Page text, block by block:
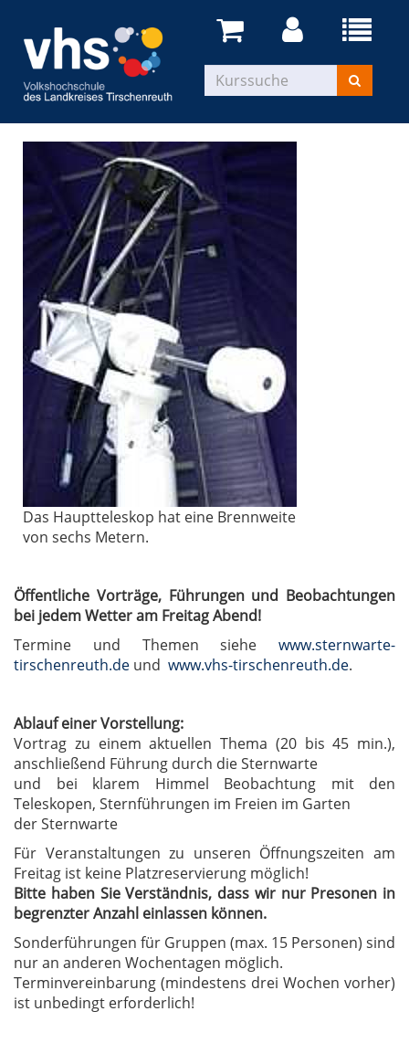
Das Hauptteleskop hat eine Brennweite
von sechs Metern.
Öffentliche Vorträge, Führungen und Beobachtungen
bei jedem Wetter am Freitag Abend!
Termine und Themen siehe www.sternwarte-
tirschenreuth.de und www.vhs-tirschenreuth.de.
Ablauf einer Vorstellung:
Vortrag zu einem aktuellen Thema (20 bis 45 min.),
anschließend Führung durch die Sternwarte
und bei klarem Himmel Beobachtung mit den
Teleskopen, Sternführungen im Freien im Garten
der Sternwarte
Für Veranstaltungen zu unseren Öffnungszeiten am
Freitag ist keine Platzreservierung möglich!
Bitte haben Sie Verständnis, dass wir nur Presonen in
begrenzter Anzahl einlassen können.
Sonderführungen für Gruppen (max. 15 Personen) sind
nur an anderen Wochentagen möglich.
Terminvereinbarung (mindestens drei Wochen vorher)
ist unbedingt erforderlich!